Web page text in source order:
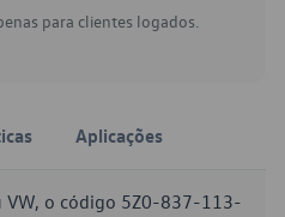
para clientes logados.
Aplicações
o código 5Z0-837-113-